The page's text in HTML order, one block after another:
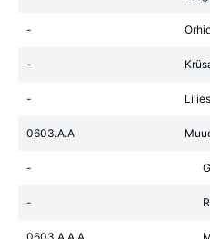
-
-
-
0603.A.A
-
-